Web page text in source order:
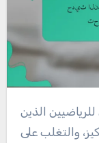
والتغلب على